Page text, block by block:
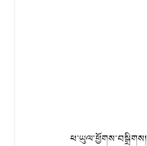
ཕ་ཡུལ་ཕྱོགས་བསྒྲིགས།